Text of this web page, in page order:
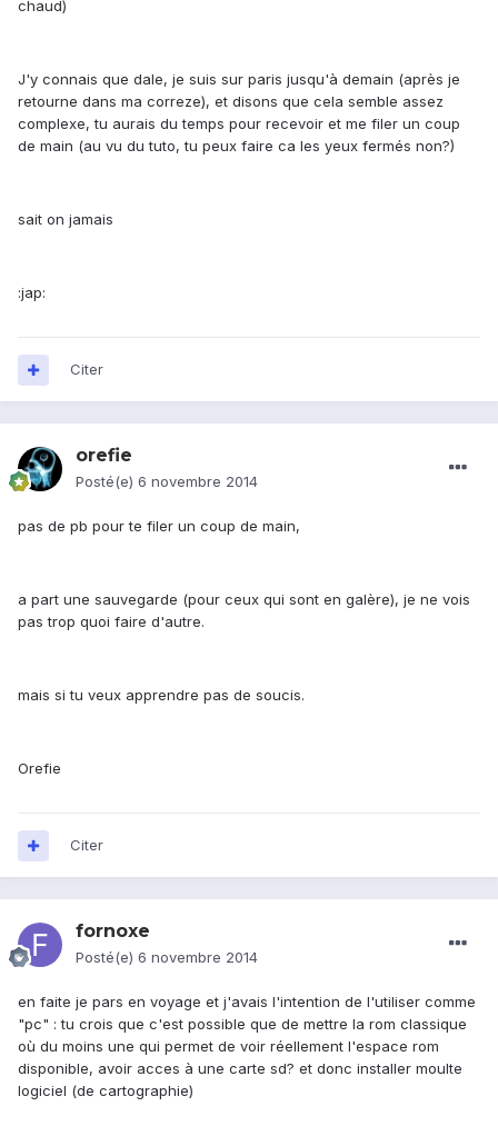
chaud)
J'y connais que dale, je suis sur paris jusqu'à demain (après je
retourne dans ma correze), et disons que cela semble assez
complexe, tu aurais du temps pour recevoir et me filer un coup
de main (au vu du tuto, tu peux faire ca les yeux fermés non?)
sait on jamais
:jap:
Citer
orefie
Posté(e) 6 novembre 2014
pas de pb pour te filer un coup de main,
a part une sauvegarde (pour ceux qui sont en galère), je ne vois
pas trop quoi faire d'autre.
mais si tu veux apprendre pas de soucis.
Orefie
Citer
fornoxe
Posté(e) 6 novembre 2014
en faite je pars en voyage et j'avais l'intention de l'utiliser comme
"pc" : tu crois que c'est possible que de mettre la rom classique
où du moins une qui permet de voir réellement l'espace rom
disponible, avoir acces à une carte sd? et donc installer moulte
logiciel (de cartographie)